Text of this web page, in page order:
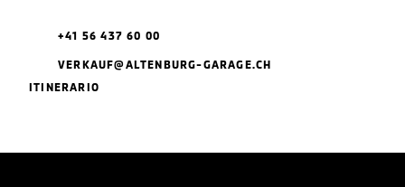
+41 56 437 60 00
VERKAUF@ALTENBURG-GARAGE.CH
ITINERARIO